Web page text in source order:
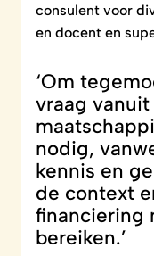
consulent voor
en docent en
‘Om
vraag
nodig,
kennis en
de context
financiering
bereiken.’